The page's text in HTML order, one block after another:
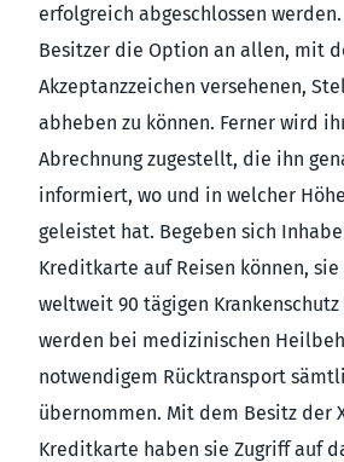
erfolgreich abgeschlossen
Besitzer die Option an allen, mit
Akzeptanzzeichen versehenen,
abheben zu können. Ferner wird
Abrechnung zugestellt, die ihn
informiert, wo und in welcher
geleistet hat. Begeben sich
Kreditkarte auf Reisen können,
weltweit 90 tägigen
werden bei medizinischen
notwendigem Rücktransport
übernommen. Mit dem Besitz der
Kreditkarte haben sie Zugriff auf